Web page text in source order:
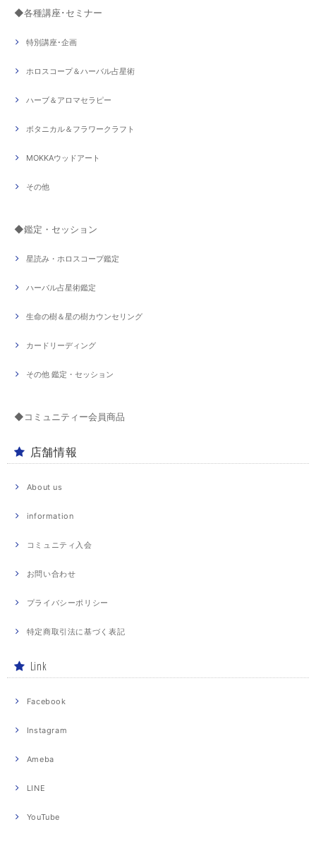
◆各種講座･セミナー
特別講座･企画
ホロスコープ＆ハーバル占星術
ハーブ＆アロマセラピー
ボタニカル＆フラワークラフト
MOKKAウッドアート
その他
◆鑑定・セッション
星読み・ホロスコープ鑑定
ハーバル占星術鑑定
生命の樹＆星の樹カウンセリング
カードリーディング
その他 鑑定・セッション
◆コミュニティー会員商品
店舗情報
About us
information
コミュニティ入会
お問い合わせ
プライバシーポリシー
特定商取引法に基づく表記
Link
Facebook
Instagram
Ameba
LINE
YouTube